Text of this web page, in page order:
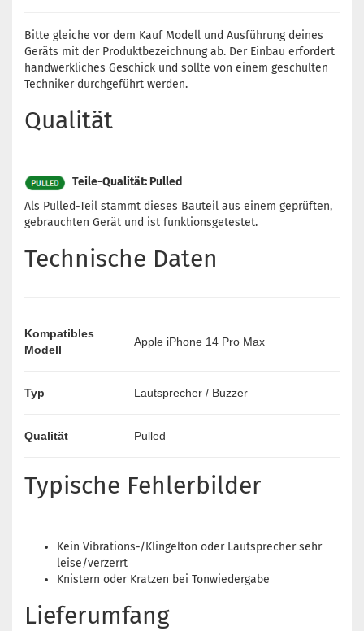
Bitte gleiche vor dem Kauf Modell und Ausführung deines
Geräts mit der Produktbezeichnung ab. Der Einbau erfordert
handwerkliches Geschick und sollte von einem geschulten
Techniker durchgeführt werden.
Qualität
Teile-Qualität: Pulled
Als Pulled-Teil stammt dieses Bauteil aus einem geprüften,
gebrauchten Gerät und ist funktionsgetestet.
Technische Daten
Kompatibles
Modell
Apple iPhone 14 Pro Max
Typ Lautsprecher / Buzzer
Qualität Pulled
Typische Fehlerbilder
Kein Vibrations-/Klingelton oder Lautsprecher sehr
leise/verzerrt
Knistern oder Kratzen bei Tonwiedergabe
Lieferumfang